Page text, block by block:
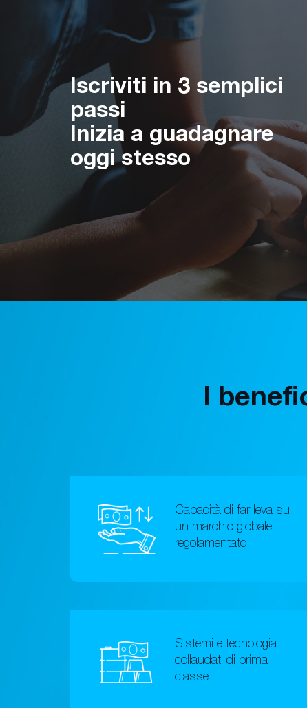
Iscriviti in 3 semplici
passi
Inizia a guadagnare
oggi stesso
I
Capacità di far leva su
un marchio globale
regolamentato
Sistemi e tecnologia
collaudati di prima
classe